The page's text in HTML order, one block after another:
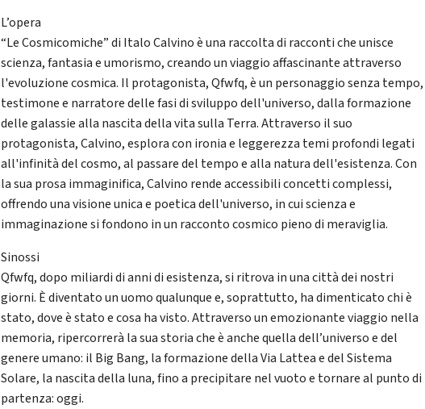
L’opera
“Le Cosmicomiche” di Italo Calvino è una raccolta di racconti che unisce
scienza, fantasia e umorismo, creando un viaggio affascinante attraverso
l'evoluzione cosmica. Il protagonista, Qfwfq, è un personaggio senza tempo,
testimone e narratore delle fasi di sviluppo dell'universo, dalla formazione
delle galassie alla nascita della vita sulla Terra. Attraverso il suo
protagonista, Calvino, esplora con ironia e leggerezza temi profondi legati
all'infinità del cosmo, al passare del tempo e alla natura dell'esistenza. Con
la sua prosa immaginifica, Calvino rende accessibili concetti complessi,
offrendo una visione unica e poetica dell'universo, in cui scienza e
immaginazione si fondono in un racconto cosmico pieno di meraviglia.
Sinossi
Qfwfq, dopo miliardi di anni di esistenza, si ritrova in una città dei nostri
giorni. È diventato un uomo qualunque e, soprattutto, ha dimenticato chi è
stato, dove è stato e cosa ha visto. Attraverso un emozionante viaggio nella
memoria, ripercorrerà la sua storia che è anche quella dell’universo e del
genere umano: il Big Bang, la formazione della Via Lattea e del Sistema
Solare, la nascita della luna, fino a precipitare nel vuoto e tornare al punto di
partenza: oggi.